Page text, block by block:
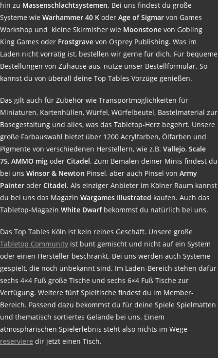
hin zu Massenschlachtsystemen. Bei uns findest du große
Systeme wie Warhammer 40 K oder Age of Sigmar von Games
Workshop und kleine Skirmisher wie Moonstone von Gobling
King Games oder Frostgrave von Osprey Publishing. Was im
Laden nicht vorrätig ist, bestellen wir gerne für dich. Für bequeme
Bestellungen von Zuhause aus, nutze unser Bestellformular. So
kannst du von überall deine Top Tables Vorzüge genießen.
Das gilt auch für Zubehör wie Transportmöglichkeiten für
Miniaturen, Kartenhüllen, Würfel, Würfelbeutel, Bastelmaterial zur
Basegestaltung und alles, was das Tabletop-Herz begehrt. Unsere
große Farbauswahl bietet über 1200 Acrylfarben, Ölfarben und
Pigmente von verschiedenen Herstellern, wie z.B. Vallejo, Scale
75, AMMO mig oder Citadel. Zum Bemalen deiner Minis findest du
bei uns Winsor & Newton Pinsel, aber auch Pinsel von Army
Painter oder Citadel. Als einziger Anbieter im Kölner Raum kannst
du bei uns das Magazin Wargames Illustrated kaufen. Auch das
Tabletop-Magazin White Dwarfbekommst du natürlich bei uns.
Das Top Tables Köln ist kein reines Geschäft. Unsere große
Tabletop Community ist bunt gemischt und nicht auf ein System
oder einen Hersteller beschränkt. Bei uns werden auch Systeme
gespielt, die noch unbekannt sind. Im Laden-Bereich stehen dafür
sechs 4×4 Fuß große Tische und sechs 6×4 Fuß Tische zur
Verfügung. Weitere fünf Spieltische findest du im Member-
Bereich. Passend dazu bekommst du für deine Spiele Spielmatten
und thematisch sortiertes Gelände bei uns. Einem
atmosphärischen Spielerlebnis steht also nichts im Wege –
reserviere dir jetzt einen Tisch.